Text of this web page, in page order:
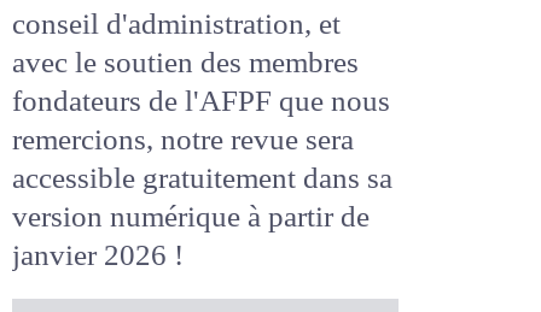
Suite à la décision de notre
conseil d'administration, et
avec le soutien des membres
fondateurs de l'AFPF que nous
remercions, notre revue sera
accessiblegratuitementdans
sa version numérique
de janvier 2026 !